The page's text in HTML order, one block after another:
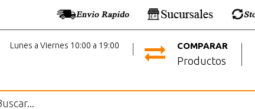
COMPARAR
Productos
Lunes a Viernes 10:00 a 19:00